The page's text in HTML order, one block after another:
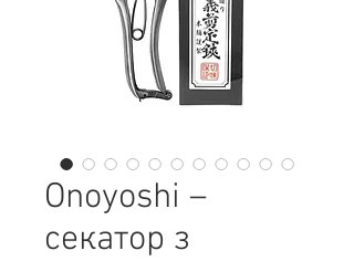
Onoyoshi –
секатор з